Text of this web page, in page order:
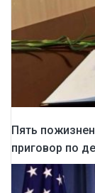
Пять
приговор по